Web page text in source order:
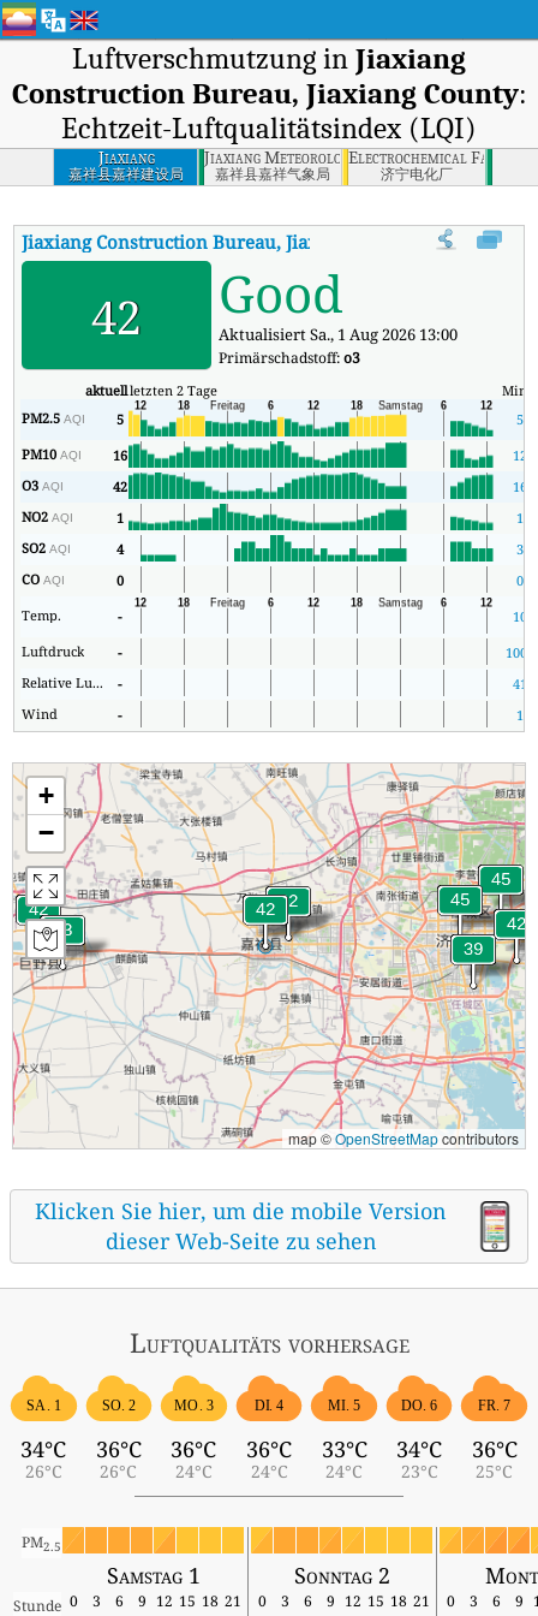
Luftverschmutzung in Jiaxiang
Construction Bureau, Jiaxiang County:
Echtzeit-Luftqualitätsindex (LQI)
Jiaxiang
Construction
Bureau, Jiaxiang
嘉祥县嘉祥建设局
Jiaxiang Meteorological Bureau, Jiaxiang
嘉祥县嘉祥气象局
Electrochemical Factory,
济宁电化厂
Jiaxiang Construction Bureau, Jiaxiang County AQI Jiaxiang
42 Good
Aktualisiert Sa., 1 Aug 2026 13:00
Primärschadstoff:o3
aktuellletzten 2 Tage
PM2.5AQI 5
5
PM10AQI 16
12
O3AQI 42
16
NO2AQI 1
1
SO2AQI 4
3
COAQI 0
0
Temp.
-
10
Luftdruck
-
1007
Relative Luftfeuchtigkeit
-
41
Wind
- 1
+
−
map ©OpenStreetMapcontributors
Klicken Sie hier, um die mobile Version
dieser Web-Seite zu sehen
Luftqualitäts vorhersage
SA. 1
34°C
26°C
SO. 2
36°C
26°C
MO. 3
36°C
24°C
DI. 4
36°C
24°C
MI. 5
33°C
24°C
DO. 6
34°C
23°C
FR. 7
36°C
25°C
PM2.5
Samstag 1 Sonntag 2
Stunde 0 3 6 9 12 15 18 21 0 3 6 9 12 15 18 21 0 3 6 9